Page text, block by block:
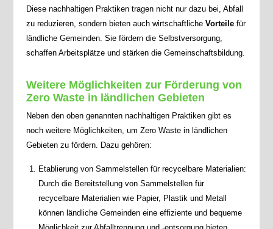
Diese nachhaltigen Praktiken tragen nicht nur dazu bei, Abfall
zu reduzieren, sondern bieten auch wirtschaftliche Vorteilefür
ländliche Gemeinden. Sie fördern die Selbstversorgung,
schaffen Arbeitsplätze und stärken die Gemeinschaftsbildung.
Weitere Möglichkeiten zur Förderung von
Zero Waste in ländlichen Gebieten
Neben den oben genannten nachhaltigen Praktiken gibt es
noch weitere Möglichkeiten, um Zero Waste in ländlichen
Gebieten zu fördern. Dazu gehören:
Etablierung von Sammelstellen für recycelbare Materialien:
Durch die Bereitstellung von Sammelstellen für
recycelbare Materialien wie Papier, Plastik und Metall
können ländliche Gemeinden eine effiziente und bequeme